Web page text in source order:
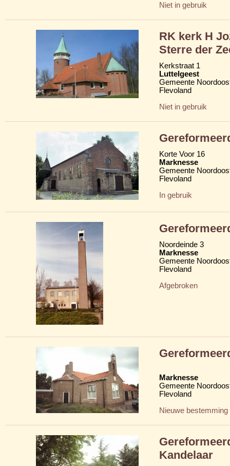
Niet in gebruik
RK kerk H
Sterre der
Kerkstraat 1
Luttelgeest
Gemeente
Flevoland
Niet in gebruik
Korte Voor 16
Marknesse
Gemeente
Flevoland
In gebruik
Noordeinde 3
Marknesse
Gemeente
Flevoland
Afgebroken
Marknesse
Gemeente
Flevoland
Nieuwe bestemming
Kandelaar